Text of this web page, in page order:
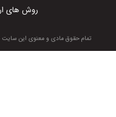
تمام حقوق مادی و معنوی این سایت
روش های